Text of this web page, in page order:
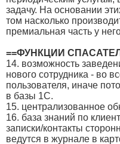
задачу. На основании
том насколько
премиальная часть у
==ФУНКЦИИ
14. возможность
нового сотрудника - во
пользователя, иначе
в базы 1С.
15. централизованное
16. база знаний по
записки/контакты
ведутся в журнале в